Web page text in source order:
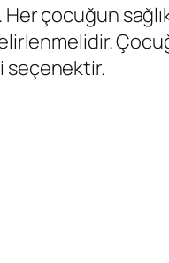
çocuğun
seçenektir.